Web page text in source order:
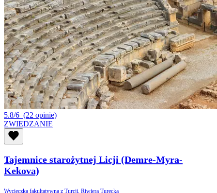
5.8/6 (22 opinie)
ZWIEDZANIE
Tajemnice starożytnej Licji (Demre-Myra-
Kekova)
Wycieczka fakultatywna z Turcji, Riwiera Turecka